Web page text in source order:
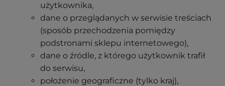
użytkownika,
dane o przeglądanych w serwisie treściach
(sposób przechodzenia pomiędzy
podstronami sklepu internetowego),
dane o źródle, z którego użytkownik trafił
do serwisu,
położenie geograficzne (tylko kraj),